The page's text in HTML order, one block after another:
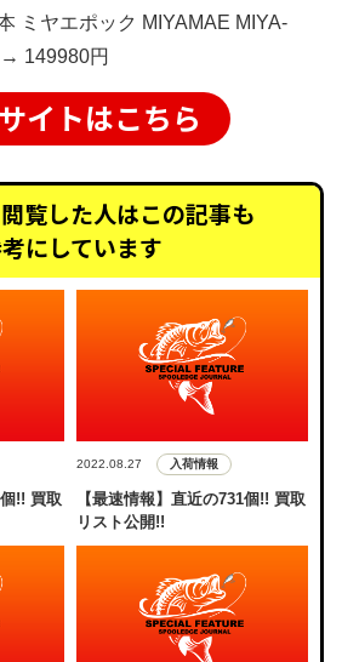
ミヤエポック MIYAMAE MIYA-
149980円
イトはこちら
覧した人はこの記事も
にしています
!! 買取
2022.08.27 入荷情報
【最速情報】直近の731個!! 買取
リスト公開!!